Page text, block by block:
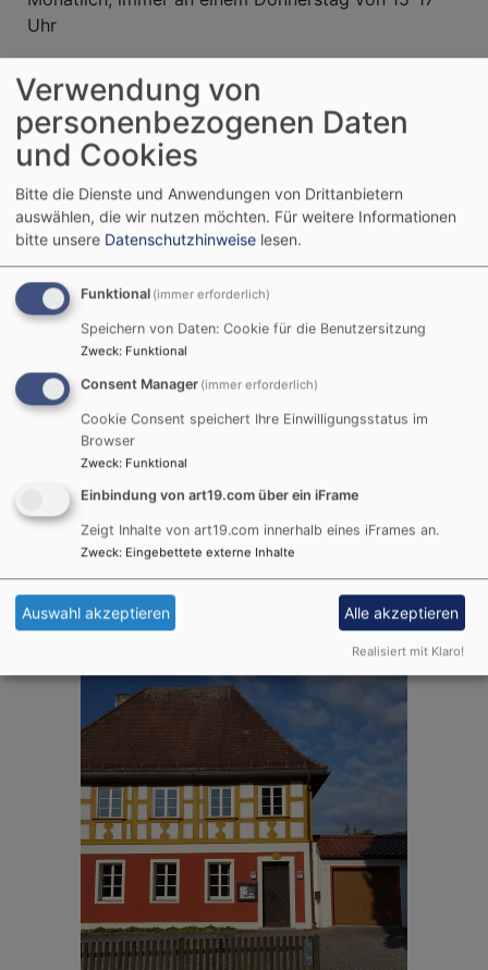
Uhr
Freitag ab 20 Uhr - während der Sommerzeit um
20:30 Uhr
Ökumenischer Männerkreis
Monatlich zu wechselnden Terminen - das aktuelle
Programm finden Siehier.
Alle zwei Monate, außer in der Sommerpause,
immer Sonntags um 15 Uhr
Redaktionsteam
Zweimonatlich zur Erstellung des Gemeindebriefs
Kirchenvorstand:
Monatlich, an verschiedenen Wochentagen, ab 19
Wenn nichts anderes genannt ist, finden die
Veranstaltungen im
in Großengsee
statt.
Verwendung von
personenbezogenen Daten
und Cookies
Bitte die Dienste und Anwendungen von Drittanbietern
auswählen, die wir nutzen möchten. Für weitere Informationen
bitte unsere Datenschutzhinweise lesen.
Funktional (immer erforderlich)
Speichern von Daten: Cookie für die Benutzersitzung
Zweck: Funktional
Consent Manager (immer erforderlich)
Cookie Consent speichert Ihre Einwilligungsstatus im
Browser
Zweck: Funktional
Einbindung von art19.com über ein iFrame
Zeigt Inhalte von art19.com innerhalb eines iFrames an.
Zweck: Eingebettete externe Inhalte
Auswahl akzeptieren Alle akzeptieren
Realisiert mit Klaro!